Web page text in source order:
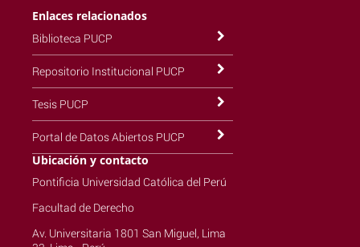
Enlaces relacionados
Biblioteca PUCP
Repositorio Institucional PUCP
Tesis PUCP
Portal de Datos Abiertos PUCP
Ubicación y contacto
Pontificia Universidad Católica del Perú
Facultad de Derecho
Av. Universitaria 1801 San Miguel, Lima